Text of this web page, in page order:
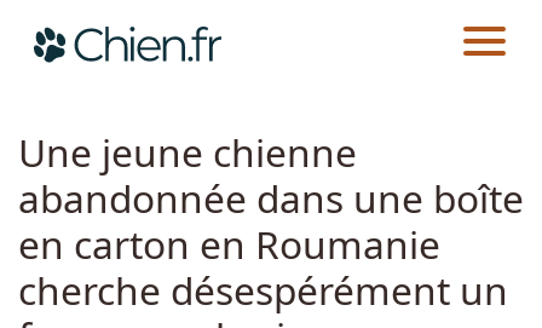
Races
CHIEN.FR ACTUALITÉS
Une jeune chienne
abandonnée dans une boîte
en carton en Roumanie
cherche désespérément un